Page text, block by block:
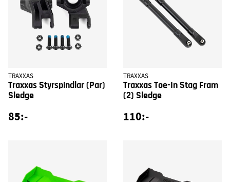
TRAXXAS
Traxxas Styrspindlar (Par)
Sledge
85:-
TRAXXAS
Traxxas Toe-In Stag Fram
(2) Sledge
110:-